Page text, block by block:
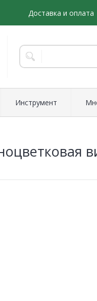
Доставка и оплата
Инструмент